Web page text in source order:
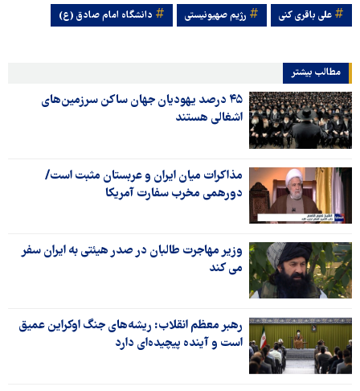
علی باقری کنی رژیم صهیونیستی دانشگاه امام صادق (ع)
مطالب بیشتر
۴۵ درصد یهودیان جهان ساکن سرزمین‌های
اشغالی هستند
مذاکرات میان ایران و عربستان مثبت است/
دورهمی مخرب سفارت آمریکا
وزیر مهاجرت طالبان در صدر هیئتی به ایران سفر
می کند
رهبر معظم انقلاب: ریشه‌های جنگ اوکراین عمیق
است و آینده پیچیده‌ای دارد